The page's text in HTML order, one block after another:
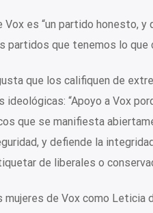
Vox es “un partido honesto,
partidos que tenemos lo que
que los califiquen de
“Apoyo a Vox
que se manifiesta
y defiende la
de liberales o
mujeres de Vox como